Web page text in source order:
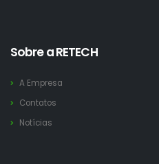
Sobre a RETECH
A Empresa
Contatos
Notícias